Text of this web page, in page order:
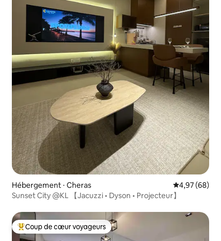
Hébergement ⋅ Cheras Évaluation
4,97 (68)
Sunset City @KL 【Jacuzzi • Dyson • Projecteur】
Coups de cœur voyageurs les plus appréciés
Coup de cœur voyageurs